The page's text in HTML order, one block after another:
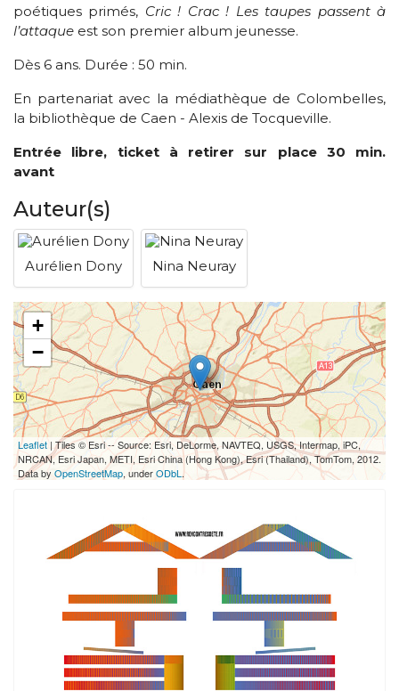
poétiques primés, Cric ! Crac ! Les taupes passent à
l’attaque est son premier album jeunesse.
Dès 6 ans. Durée : 50 min.
En partenariat avec la médiathèque de Colombelles,
la bibliothèque de Caen - Alexis de Tocqueville.
Entrée libre, ticket à retirer sur place 30 min.
avant
Auteur(s)
Aurélien Dony Nina Neuray
+
−
Leaflet | Tiles © Esri -- Source: Esri, DeLorme, NAVTEQ, USGS, Intermap, iPC,
NRCAN, Esri Japan, METI, Esri China (Hong Kong), Esri (Thailand), TomTom, 2012.
Data by OpenStreetMap, underODbL .